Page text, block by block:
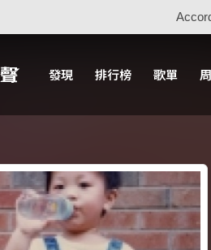
發現 排行榜 歌單